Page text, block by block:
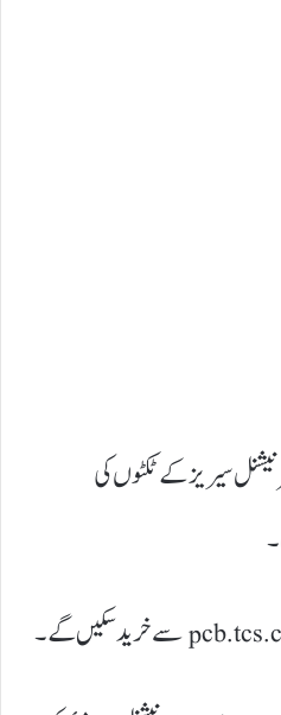
سیریز کے ٹکٹوں کی